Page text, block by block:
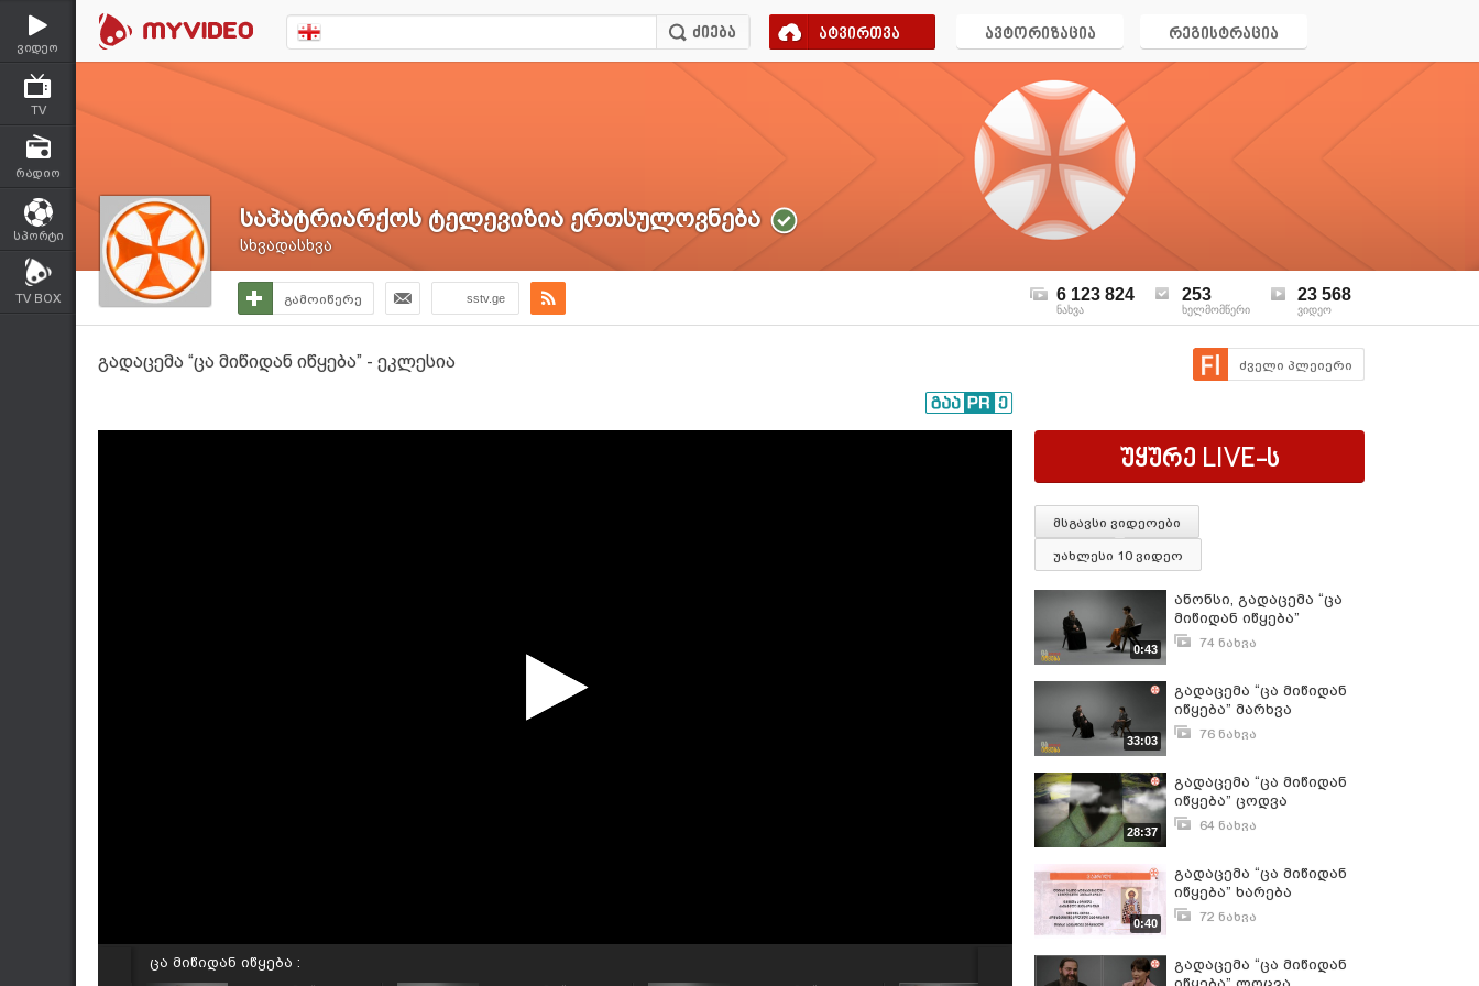
ვიდეო
TV
რადიო
სპორტი
TV BOX
ატვირთვა ავტორიზაცია რეგისტრაცია
საპატრიარქოს ტელევიზია ერთსულოვნება
სხვადასხვა
გამოიწერე sstv.ge 6 123 824
ნახვა
253
ხელმომწერი
23 568
ვიდეო
გადაცემა “ცა მიწიდან იწყება” - ეკლესია ძველი პლეიერი
ცა მიწიდან იწყება :
უყურე LIVE-ს
მსგავსი ვიდეოები
უახლესი 10 ვიდეო
0:43
ანონსი, გადაცემა “ცა
მიწიდან იწყება”
74 ნახვა
33:03
გადაცემა “ცა მიწიდან
იწყება” მარხვა
76 ნახვა
28:37
გადაცემა “ცა მიწიდან
იწყება” ცოდვა
64 ნახვა
0:40
გადაცემა “ცა მიწიდან
იწყება” ხარება
72 ნახვა
გადაცემა “ცა მიწიდან